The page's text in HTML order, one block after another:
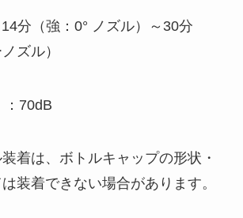
分（強：0° ノズル）～30分
ズル）
：70dB
着は、ボトルキャップの形状・
装着できない場合があります。